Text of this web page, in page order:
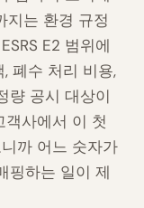
지는 환경 규정
E2 범위에
폐수 처리 비용,
량 공시 대상이
객사에서 이 첫
까 어느 숫자가
핑하는 일이 제